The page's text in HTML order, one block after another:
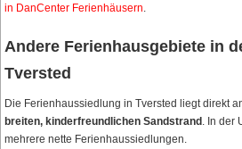
in DanCenter Ferienhäusern.
Andere Ferienhausgebiete in
Tversted
Die Ferienhaussiedlung in Tversted liegt direkt
breiten, kinderfreundlichen Sandstrand . In der
mehrere nette Ferienhaussiedlungen.